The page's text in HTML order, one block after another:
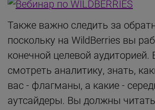
Также важно следить за
поскольку на WildBerries вы
конечной целевой
смотреть аналитику, знать,
вас - флагманы, а какие -
аутсайдеры. Вы должны